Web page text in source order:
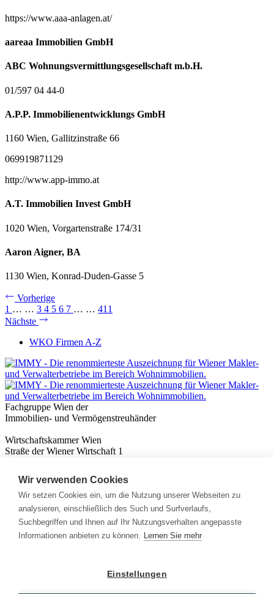
https://www.aaa-anlagen.at/
aareaa Immobilien GmbH
ABC Wohnungsvermittlungsgesellschaft m.b.H.
01/597 04 44-0
A.P.P. Immobilienentwicklungs GmbH
1160 Wien, Gallitzinstraße 66
069919871129
http://www.app-immo.at
A.T. Immobilien Invest GmbH
1020 Wien, Vorgartenstraße 174/31
Aaron Aigner, BA
1130 Wien, Konrad-Duden-Gasse 5
Vorherige
1 … … 3 4 5 6 7 … … 411
Nächste
WKO Firmen A-Z
Fachgruppe Wien der
Immobilien- und Vermögenstreuhänder
Wirtschaftskammer Wien
Straße der Wiener Wirtschaft 1
Nützliches
Immobilienwissen
Formulare & Rechner
Expert:innen
Info
Wir verwenden Cookies
Wir setzen Cookies ein, um die Nutzung unserer Webseiten zu
analysieren, einschließlich des Such und Surfverlaufs,
Suchbegriffen und Ihnen auf Ihr Nutzungsverhalten angepasste
Informationen anbieten zu können. Lernen Sie mehr
Einstellungen